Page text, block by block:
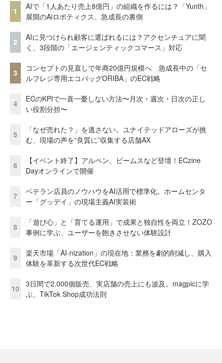
1
AIで「1人あたり売上8億円」の組織を作るには？「Yunth」
展開のAiロボティクス、急成長の裏側
2
AIに見つけられ顧客に選ばれるには？アクセンチュアに聞
く、3段階の「エージェンティックコマース」対応
3
コンセプトの見直しで年商20億円規模へ 急成長中の「セ
ルフレジ専用エコバッグORIBA」のEC戦略
4
ECのKPIで一喜一憂しない方法〜月次・週次・日次の正し
い役割分担〜
5
「なぜ売れた？」を逃さない。ユナイテッドアローズが挑
む、現場の声を“良質に”収集する店舗AX
6
【イベント終了】アルペン、ビームスなど登壇！ECzine
Dayオンラインで開催
7
ベテラン店員のノウハウをAI活用で標準化。ホームセンタ
ー「グッデイ」の現場主義AI実装術
8
「遊び心」と「育てる運用」で成果と独自性を両立！ZOZO
事例に学ぶ、ユーザーを飽きさせない体験設計
9
楽天市場「AI-nization」の現在地：業務を劇的削減し、購入
体験を革新する次世代EC戦略
10
3日間で2.000個販売、実店舗の売上にも波及。magpicに学
ぶ、TikTok Shop成功法則